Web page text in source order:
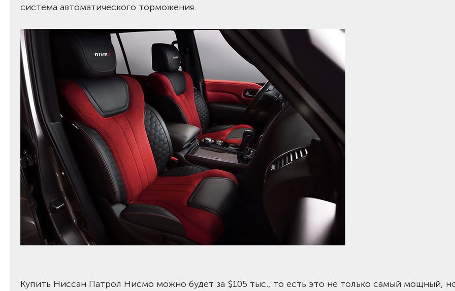
система автоматического торможения.
Купить Ниссан Патрол Нисмо можно будет за $105 тыс., то есть это не только самый мощный,